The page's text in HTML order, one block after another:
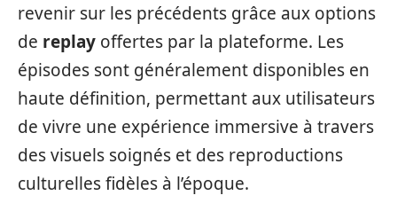
revenir sur les précédents grâce aux options
de replay offertes par la plateforme. Les
épisodes sont généralement disponibles en
haute définition, permettant aux utilisateurs
de vivre une expérience immersive à travers
des visuels soignés et des reproductions
culturelles fidèles à l’époque.